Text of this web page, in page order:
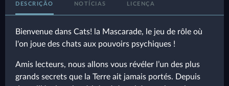
DESCRIÇÃO NOTÍCIAS LICENÇA
Bienvenue dans Cats! la Mascarade, le jeu de rôle où
l'on joue des chats aux pouvoirs psychiques !
Amis lecteurs, nous allons vous révéler l’un des plus
grands secrets que la Terre ait jamais portés. Depuis